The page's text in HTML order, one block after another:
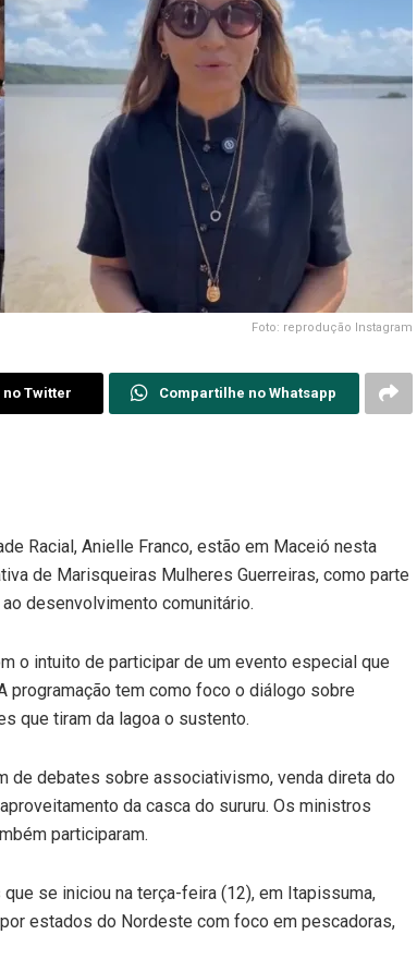
Foto: reprodução Instagram
Twitter Compartilhe no Whatsapp
Racial, Anielle Franco, estão em Maceió nesta
de Marisqueiras Mulheres Guerreiras, como parte
desenvolvimento comunitário.
o intuito de participar de um evento especial que
programação tem como foco o diálogo sobre
que tiram da lagoa o sustento.
de debates sobre associativismo, venda direta do
da casca do sururu. Os ministros
participaram.
se iniciou na terça-feira (12), em Itapissuma,
estados do Nordeste com foco em pescadoras,